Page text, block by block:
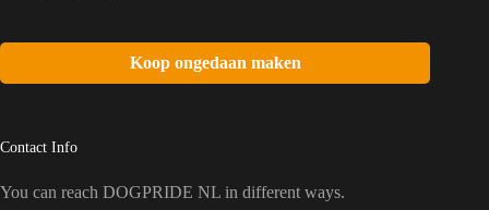
Koop ongedaan maken
Contact Info
You can reach DOGPRIDE NL in different ways.